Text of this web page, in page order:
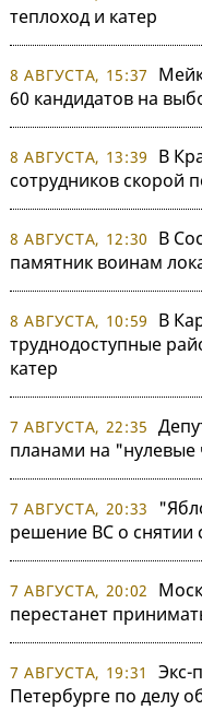
теплоход и катер
8 АВГУСТА, 15:37
60 кандидатов на
8 АВГУСТА, 13:39
В
сотрудников скорой
8 АВГУСТА, 12:30
В
памятник воинам
8 АВГУСТА, 10:59
В
труднодоступные
катер
7 АВГУСТА, 22:35
планами на "нулевые
7 АВГУСТА, 20:33
решение ВС о снятии
7 АВГУСТА, 20:02
перестанет
7 АВГУСТА, 19:31
Экс-
Петербурге по делу